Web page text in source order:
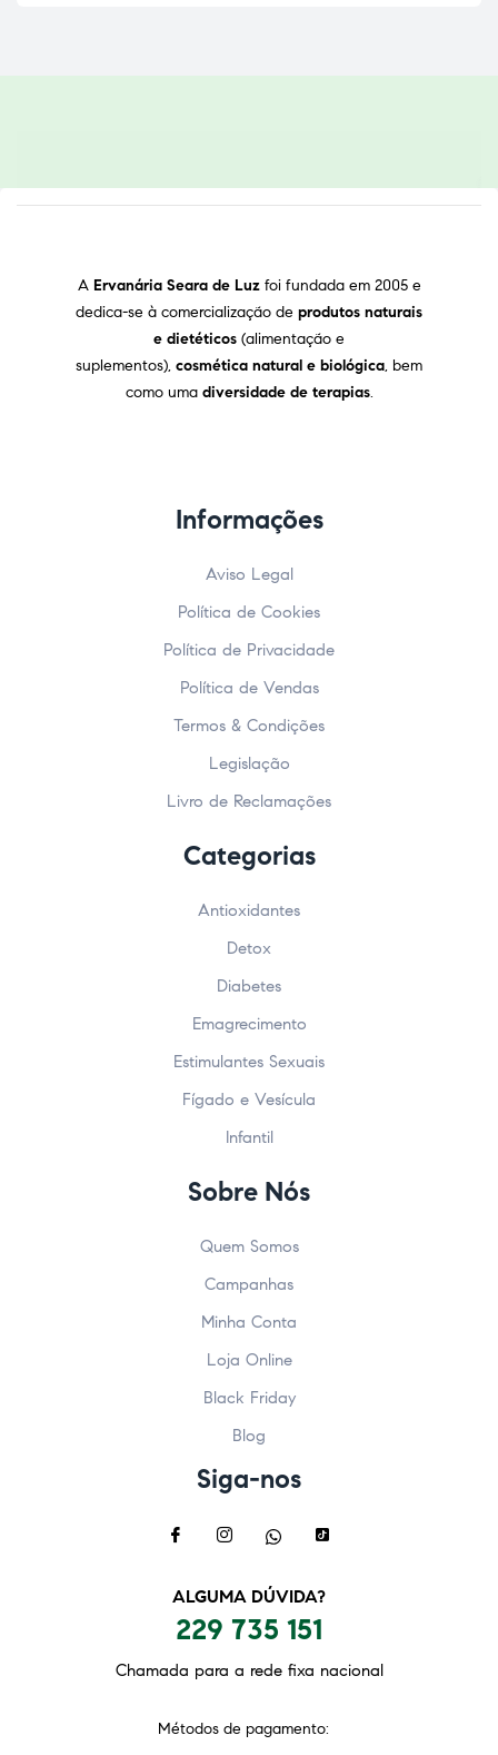
A Ervanária Seara de Luz foi fundada em 2005 e
dedica-se à comercialização de produtos naturais
e dietéticos (alimentação e
suplementos), cosmética natural e biológica, bem
como uma diversidade de terapias.
Informações
Aviso Legal
Política de Cookies
Política de Privacidade
Política de Vendas
Termos & Condições
Legislação
Livro de Reclamações
Categorias
Antioxidantes
Detox
Diabetes
Emagrecimento
Estimulantes Sexuais
Fígado e Vesícula
Infantil
Sobre Nós
Quem Somos
Campanhas
Minha Conta
Loja Online
Black Friday
Blog
Siga-nos
ALGUMA DÚVIDA?
229 735 151
Chamada para a rede fixa nacional
Métodos de pagamento: